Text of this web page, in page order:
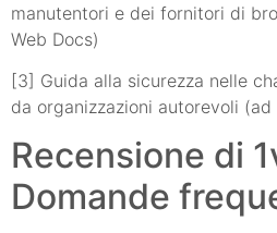
manutentori e dei fornitori di
Web Docs)
[3] Guida alla sicurezza nelle
da organizzazioni autorevoli (ad
Recensione di
Domande